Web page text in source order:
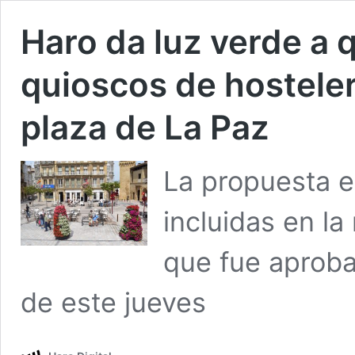
Haro da luz verde a
quioscos de
plaza de La Paz
La propuesta
incluidas en la
que fue
de este jueves